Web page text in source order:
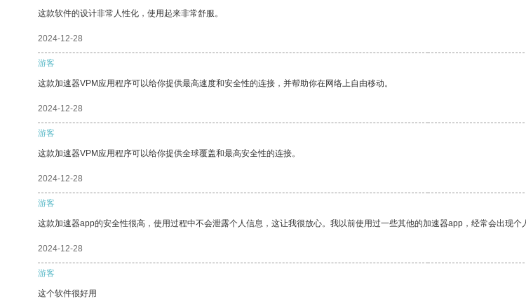
这款软件的设计非常人性化，使用起来非常舒服。
2024-12-28
游客
这款加速器VPM应用程序可以给你提供最高速度和安全性的连接，并帮助你在网络上自由移动。
2024-12-28
游客
这款加速器VPM应用程序可以给你提供全球覆盖和最高安全性的连接。
2024-12-28
游客
这款加速器app的安全性很高，使用过程中不会泄露个人信息，这让我很放心。我以前使用过一些其他的加速器app，经常会出现个
2024-12-28
游客
这个软件很好用